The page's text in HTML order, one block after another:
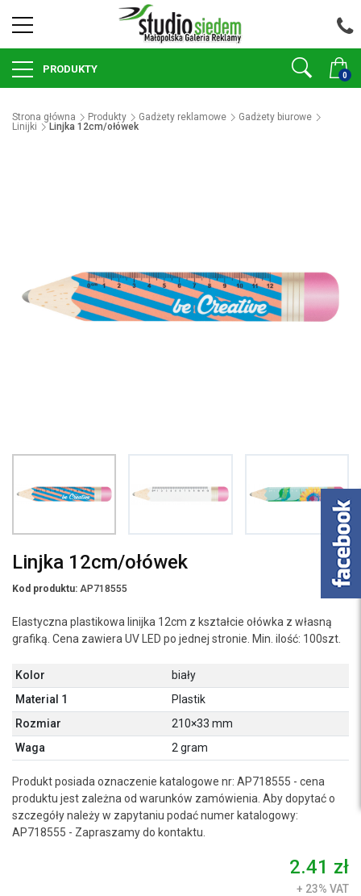
0
PRODUKTY
Strona główna Produkty Gadżety reklamowe
Gadżety biurowe
Linijki
Linjka 12cm/ołówek
Linjka 12cm/ołówek
Kod produktu: AP718555
Elastyczna plastikowa linijka 12cm z kształcie ołówka z własną
grafiką. Cena zawiera UV LED po jednej stronie. Min. ilość: 100szt.
Kolor
biały
Material 1
Plastik
Rozmiar
210×33 mm
Waga
2 gram
Produkt posiada oznaczenie katalogowe nr: AP718555 - cena
produktu jest zależna od warunków zamówienia. Aby dopytać o
szczegóły należy w zapytaniu podać numer katalogowy:
AP718555 - Zapraszamy do kontaktu.
2.41 zł
+ 23% VAT